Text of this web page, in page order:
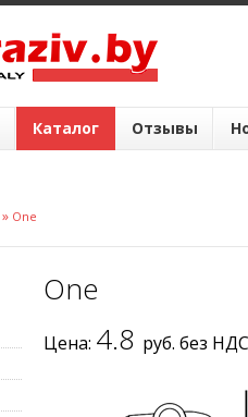
Каталог Отзывы
» One
One
Цена: 4.8 руб. без НДС